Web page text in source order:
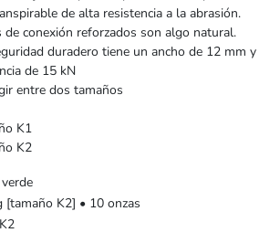
de alta resistencia a la abrasión.
de conexión reforzados son algo natural.
duradero tiene un ancho de 12 mm y
de 15 kN
entre dos tamaños
K1
K2
[tamaño K2] • 10 onzas